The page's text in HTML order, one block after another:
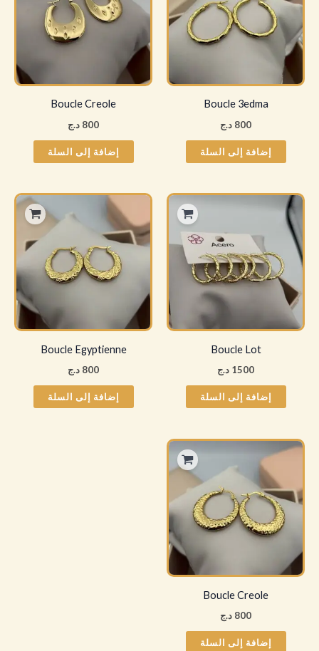
Boucle 3edma
800 د.ج
إضافة إلى السلة
Boucle Creole
800 د.ج
إضافة إلى السلة
Boucle Lot
1500 د.ج
إضافة إلى السلة
Boucle Egyptienne
800 د.ج
إضافة إلى السلة
Boucle Creole
800 د.ج
إضافة إلى السلة